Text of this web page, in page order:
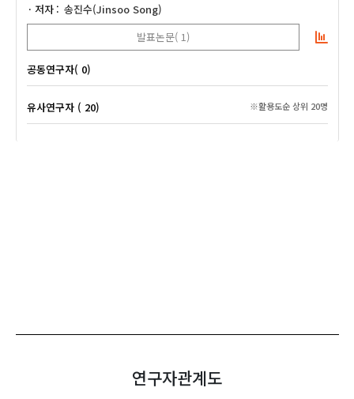
저자
송진수(Jinsoo Song)
발표논문( 1)
공동연구자( 0)
유사연구자 ( 20) ※활용도순 상위 20명
연구자관계도